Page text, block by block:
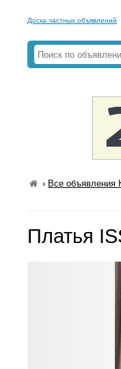
Доска частных объявлений
› Все объявления
Платья